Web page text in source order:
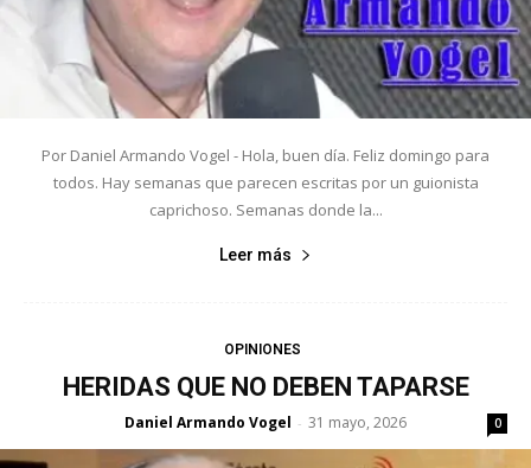
Por Daniel Armando Vogel - Hola, buen día. Feliz domingo para
todos. Hay semanas que parecen escritas por un guionista
caprichoso. Semanas donde la...
Leer más
OPINIONES
HERIDAS QUE NO DEBEN TAPARSE
Daniel Armando Vogel - 31 mayo, 2026 0